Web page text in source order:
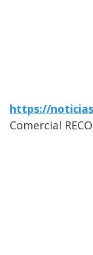
https://
Comercial